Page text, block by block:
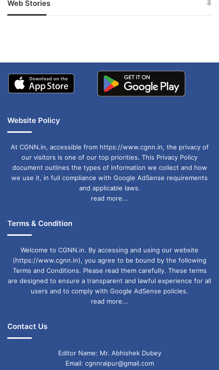
Web Stories
जम्मू-कश्मीर में बारिश से
अपडेट
खाई में धक्का… आरोपियों ने
Website Policy
At CGNN.in, accessible from https://www.cgnn.in, the privacy of
our visitors is one of our top priorities. This Privacy Policy
document outlines the types of information we collect and how
we use it, in full compliance with Google AdSense requirements
and applicable laws.
read more...
Terms & Condition
Welcome to CGNN.in. By accessing and using our website
(https://www.cgnn.in), you agree to be bound by the following
Terms and Conditions. Please read them carefully. These terms
are designed to ensure a transparent and lawful experience for all
users and to comply with Google AdSense policies.
read more...
Contact Us
Editor Name: Mr. Abhishek Dubey
Email: cgnnraipur@gmail.com